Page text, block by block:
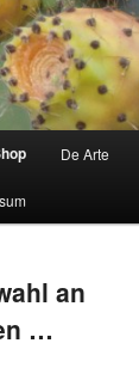
De Arte
an
…